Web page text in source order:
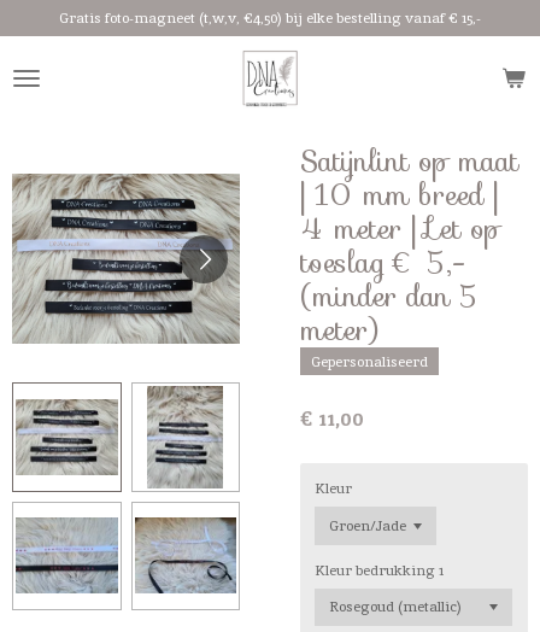
de
Gratis foto-magneet (t,w,v, €4,50) bij elke bestelling vanaf € 15,-
Satijnlint op maat
| 10 mm breed |
4 meter | Let op
toeslag € 5,-
(minder dan 5
meter)
Gepersonaliseerd
€ 11,00
Kleur
Kleur bedrukking 1